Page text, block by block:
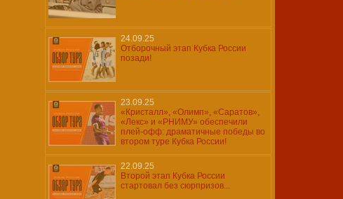
24.09.25
Отборочный этап Кубка России
позади!
23.09.25
«Кристалл», «Олимп», «Саратов»,
«Лекс» и «РНИМУ» обеспечили
плей-офф: драматичные победы во
втором туре Кубка России!
22.09.25
Второй этап Кубка России
стартовал без сюрпризов...